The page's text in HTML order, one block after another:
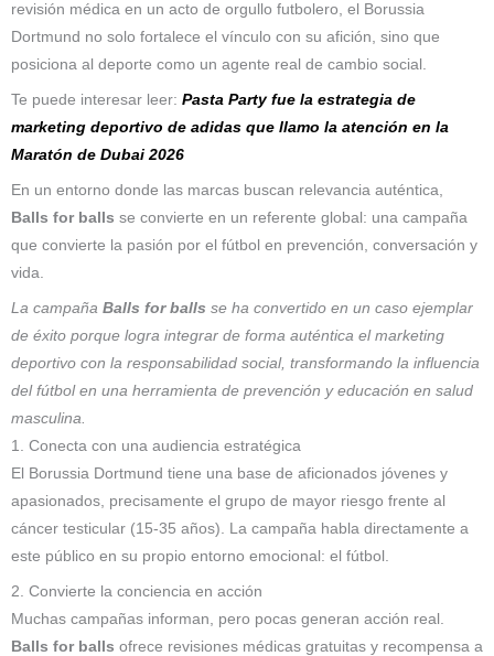
revisión médica en un acto de orgullo futbolero, el Borussia
Dortmund no solo fortalece el vínculo con su afición, sino que
posiciona al deporte como un agente real de cambio social.
Te puede interesar leer: Pasta Party fue la estrategia de
marketing deportivo de adidas que llamo la atención en la
Maratón de Dubai 2026
En un entorno donde las marcas buscan relevancia auténtica,
Balls for balls se convierte en un referente global: una campaña
que convierte la pasión por el fútbol en prevención, conversación y
vida.
La campaña Balls for balls se ha convertido en un caso ejemplar
de éxito porque logra integrar de forma auténtica el marketing
deportivo con la responsabilidad social, transformando la influencia
del fútbol en una herramienta de prevención y educación en salud
masculina.
1. Conecta con una audiencia estratégica
El Borussia Dortmund tiene una base de aficionados jóvenes y
apasionados, precisamente el grupo de mayor riesgo frente al
cáncer testicular (15-35 años). La campaña habla directamente a
este público en su propio entorno emocional: el fútbol.
2. Convierte la conciencia en acción
Muchas campañas informan, pero pocas generan acción real.
Balls for balls ofrece revisiones médicas gratuitas y recompensa a